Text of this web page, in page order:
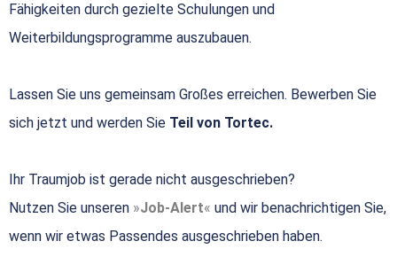
Fähigkeiten durch gezielte Schulungen und
Weiterbildungsprogramme auszubauen.
Lassen Sie uns gemeinsam Großes erreichen. Bewerben Sie
sich jetzt und werden Sie Teil von Tortec.
Ihr Traumjob ist gerade nicht ausgeschrieben?
Nutzen Sie unseren
Job-Alert
und wir benachrichtigen Sie,
wenn wir etwas Passendes ausgeschrieben haben.